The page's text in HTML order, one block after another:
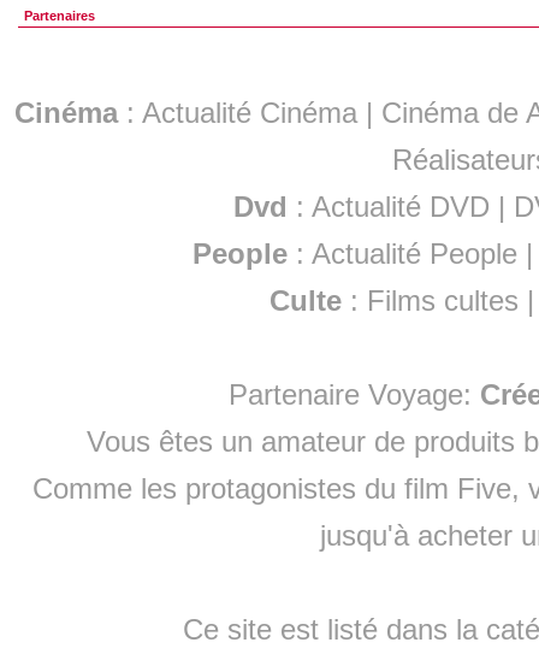
Partenaires
Cinéma: Actualité Cinéma | Cinéma de
Dvd : Actualité DVD |
People :Actualité People
Culte : Films cultes
Partenaire Voyage:
Vous êtes un amateur de produits
Comme les protagonistes du film Five,
jusqu'à acheter
Ce site est listé dans la